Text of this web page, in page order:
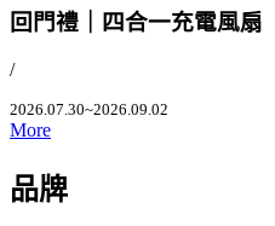
回門禮｜四合一充電風扇
/
2026.07.30~2026.09.02
More
品牌